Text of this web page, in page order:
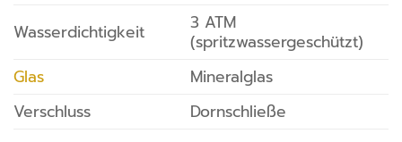
Wasserdichtigkeit
3 ATM
(spritzwassergeschützt)
Glas
Mineralglas
Verschluss
Dornschließe